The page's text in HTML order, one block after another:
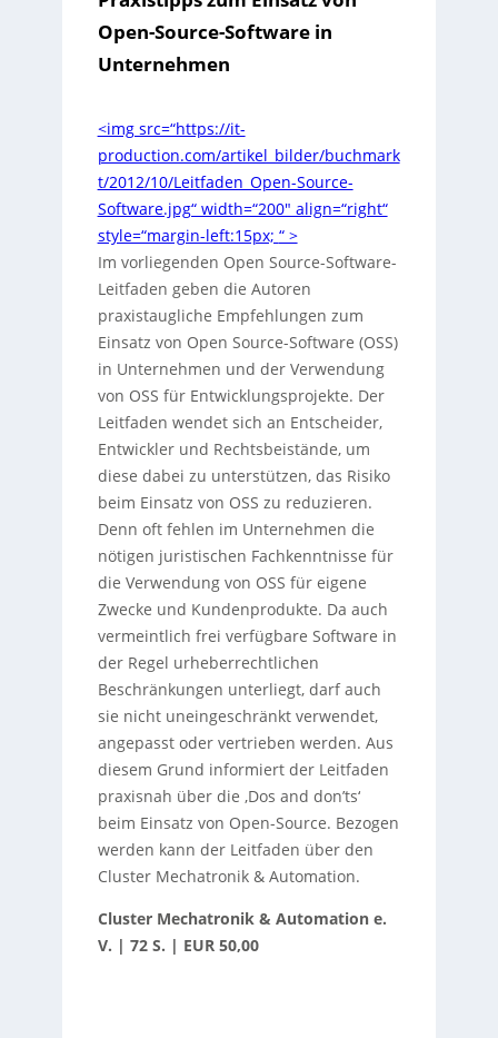
Open-Source-Software in
Unternehmen
<img src=“https://it-
production.com/artikel_bilder/buchmark
t/2012/10/Leitfaden_Open-Source-
Software.jpg“ width=“200″ align=“right“
style=“margin-left:15px; “ >
Im vorliegenden Open Source-Software-
Leitfaden geben die Autoren
praxistaugliche Empfehlungen zum
Einsatz von Open Source-Software (OSS)
in Unternehmen und der Verwendung
von OSS für Entwicklungsprojekte. Der
Leitfaden wendet sich an Entscheider,
Entwickler und Rechtsbeistände, um
diese dabei zu unterstützen, das Risiko
beim Einsatz von OSS zu reduzieren.
Denn oft fehlen im Unternehmen die
nötigen juristischen Fachkenntnisse für
die Verwendung von OSS für eigene
Zwecke und Kundenprodukte. Da auch
vermeintlich frei verfügbare Software in
der Regel urheberrechtlichen
Beschränkungen unterliegt, darf auch
sie nicht uneingeschränkt verwendet,
angepasst oder vertrieben werden. Aus
diesem Grund informiert der Leitfaden
praxisnah über die ‚Dos and don’ts‘
beim Einsatz von Open-Source. Bezogen
werden kann der Leitfaden über den
Cluster Mechatronik & Automation.
Cluster Mechatronik & Automation e.
V. | 72 S. | EUR 50,00